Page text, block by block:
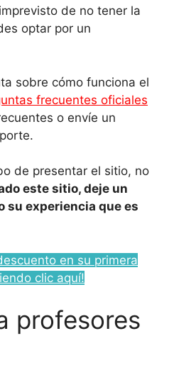
de no tener la
optar por un
sobre cómo funciona el
frecuentes oficiales
o envíe un
de presentar el sitio, no
este sitio, deje un
su experiencia que es
en su primera
clic aquí!
profesores